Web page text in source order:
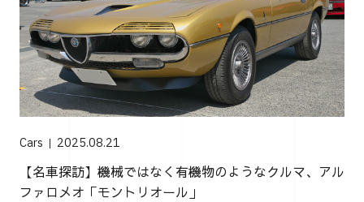
Cars 2025.08.21
【名車探訪】機械ではなく有機物のようなクルマ、アル
ファロメオ「モントリオール」